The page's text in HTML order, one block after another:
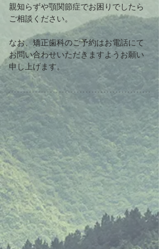
親知らずや顎関節症でお困りでしたら
ご相談ください。
なお、矯正歯科のご予約はお電話にて
お問い合わせいただきますようお願い
申し上げます。